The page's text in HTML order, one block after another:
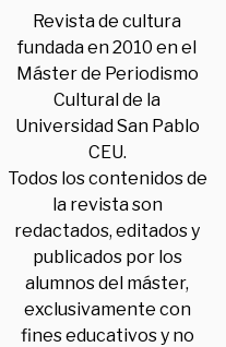
Revista de cultura
fundada en 2010 en el
Máster de Periodismo
Cultural de la
Universidad San Pablo
CEU.
Todos los contenidos de
la revista son
redactados, editados y
publicados por los
alumnos del máster,
exclusivamente con
fines educativos y no